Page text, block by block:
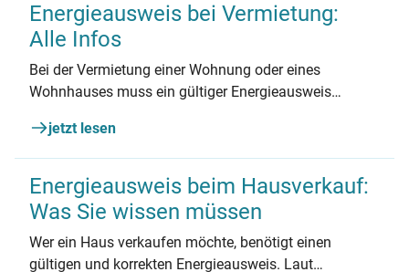
Energieausweis bei Vermietung:
Alle Infos
Bei der Vermietung einer Wohnung oder eines
Wohnhauses muss ein gültiger Energieausweis
Geldbußen. Wann und wie genau der Ausweis
vorhanden sein muss, erklären wir hier.
jetzt lesen
Energieausweis beim Hausverkauf:
Was Sie wissen müssen
Wer ein Haus verkaufen möchte, benötigt einen
gültigen und korrekten Energieausweis. Laut